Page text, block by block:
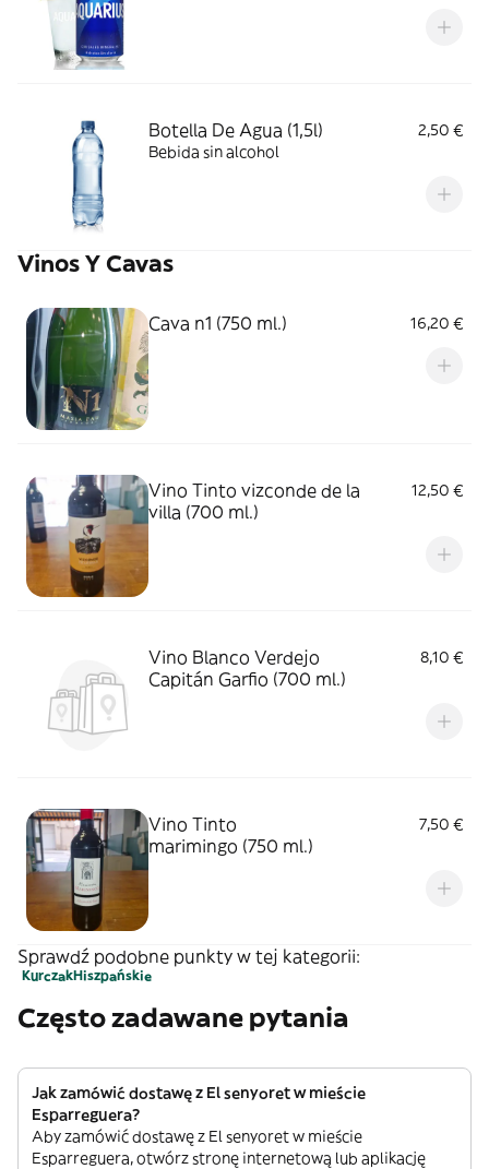
Botella De Agua (1,5l)
2,50 €
Bebida sin alcohol
Vinos Y Cavas
Cava n1 (750 ml.) 16,20 €
Vino Tinto vizconde de la
villa (700 ml.)
12,50 €
Vino Blanco Verdejo
Capitán Garfio (700 ml.)
8,10 €
Vino Tinto
marimingo (750 ml.)
7,50 €
Sprawdź podobne punkty w tej kategorii:
KurczakHiszpańskie
Często zadawane pytania
Jak zamówić dostawę z El senyoret w mieście
Esparreguera?
Aby zamówić dostawę z El senyoret w mieście
Esparreguera, otwórz stronę internetową lub aplikację